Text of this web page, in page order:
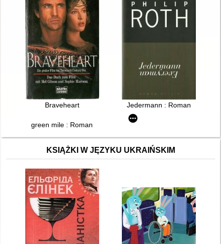
Braveheart Jedermann : Roman
green mile : Roman
KSIĄŻKI W JĘZYKU UKRAIŃSKIM